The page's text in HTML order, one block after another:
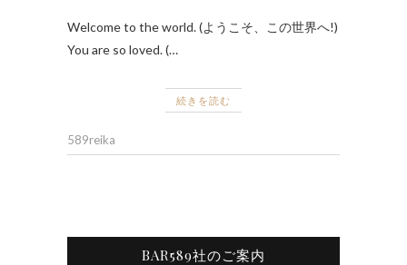
Welcome to the world. (ようこそ、この世界へ!)
You are so loved. (…
続きを読む
589reika
BAR589社のご案内